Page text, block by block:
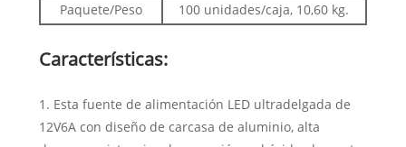
Paquete/Peso 100 unidades/caja, 10,60 kg.
Características:
1. Esta fuente de alimentación LED ultradelgada de
12V6A con diseño de carcasa de aluminio, alta